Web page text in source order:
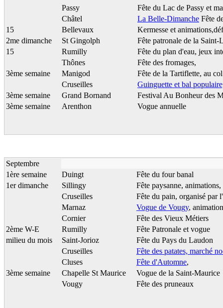
Passy
Fête du Lac de Passy et
Châtel
La Belle-Dimanche Fête
15
Bellevaux
Kermesse et
2me dimanche
St Gingolph
Fête patronale de la
15
Rumilly
Fête du plan d'eau, jeux
Thônes
Fête des fromages,
3ème semaine
Manigod
Fête de la Tartiflette, au
Cruseilles
Guinguette et bal
3ème semaine
Grand Bornand
Festival Au Bonheur des
3ème semaine
Arenthon Vogue annuelle
Septembre
1ère semaine
Duingt
Fête du four banal
1er dimanche
Sillingy
Fête paysanne,
Cruseilles
Fête du pain, organisé
Marnaz
Vogue de Vougy,
Cornier
Fête des Vieux Métiers
2ème W-E
Rumilly
Fête Patronale et vogue
milieu du mois
Saint-Jorioz
Fête du Pays du Laudon
Cruseilles
Fête des patates, marché
Cluses
Fête d'Automne,
3ème semaine
Chapelle St Maurice
Vogue de la Saint-Maurice
Vougy
Fête des pruneaux